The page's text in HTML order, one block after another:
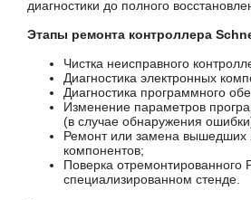
диагностики до полного
Этапы ремонта контроллера
Чистка неисправного
Диагностика электронных
Диагностика программного
Изменение параметров
(в случае обнаружения
Ремонт или замена вышедших
компонентов;
Поверка отремонтированного
специализированном стенде.